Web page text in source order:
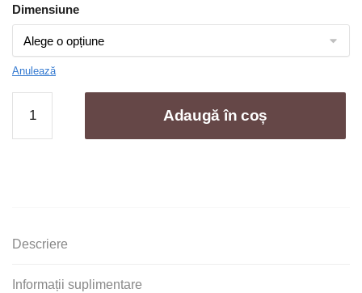
Dimensiune
Anulează
3
100%,
Adaugă în coș
Descriere
Informații suplimentare